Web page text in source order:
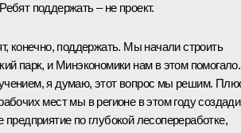
Ребят поддержать – не проект.
конечно, поддержать. Мы начали строить
парк, и Минэкономики нам в этом помогало.
я думаю, этот вопрос мы решим.
мест мы в регионе в этом году
предприятие по глубокой лесопереработке,